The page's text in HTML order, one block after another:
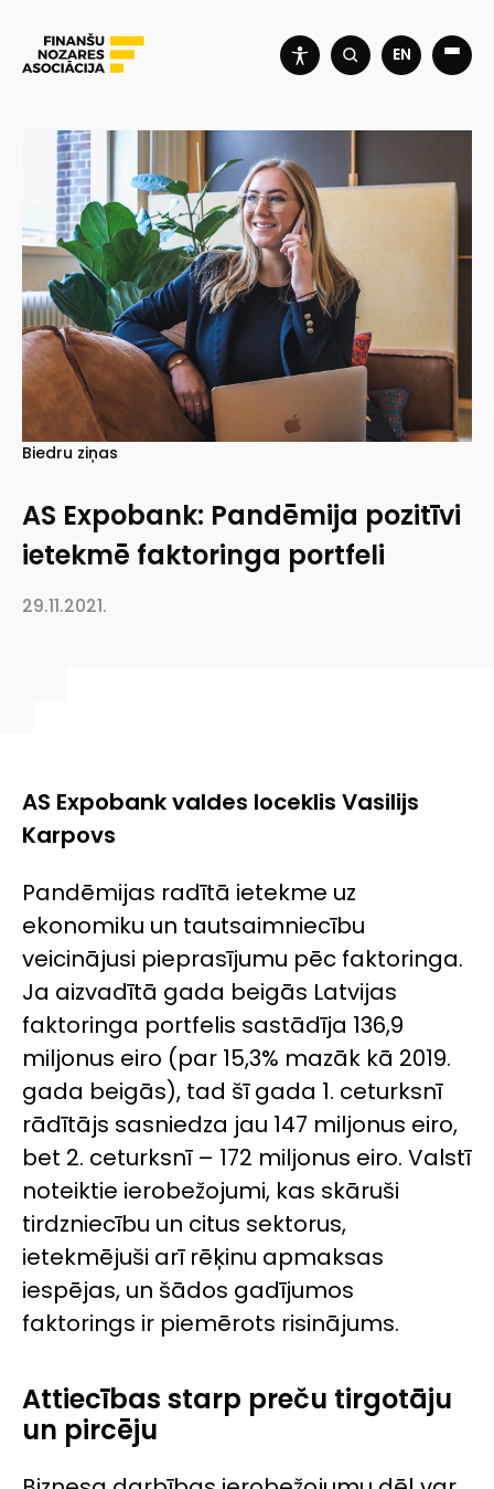
EN
Biedru ziņas
AS Expobank: Pandēmija pozitīvi
ietekmē faktoringa portfeli
29.11.2021.
AS Expobank valdes loceklis Vasilijs
Karpovs
Pandēmijas radītā ietekme uz
ekonomiku un tautsaimniecību
veicinājusi pieprasījumu pēc faktoringa.
Ja aizvadītā gada beigās Latvijas
faktoringa portfelis sastādīja 136,9
miljonus eiro (par 15,3% mazāk kā 2019.
gada beigās), tad šī gada 1. ceturksnī
rādītājs sasniedza jau 147 miljonus eiro,
bet 2. ceturksnī – 172 miljonus eiro. Valstī
noteiktie ierobežojumi, kas skāruši
tirdzniecību un citus sektorus,
ietekmējuši arī rēķinu apmaksas
iespējas, un šādos gadījumos
faktorings ir piemērots risinājums.
Attiecības starp preču tirgotāju
un pircēju